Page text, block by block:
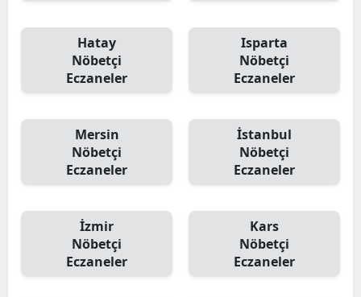
Hatay
Nöbetçi
Eczaneler
Isparta
Nöbetçi
Eczaneler
Mersin
Nöbetçi
Eczaneler
İstanbul
Nöbetçi
Eczaneler
İzmir
Nöbetçi
Eczaneler
Kars
Nöbetçi
Eczaneler